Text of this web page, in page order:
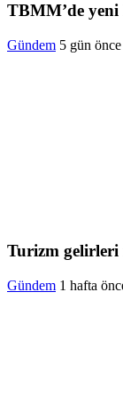
TBMM’de
Gündem 5 gün önce
Turizm gelirleri
Gündem 1 hafta